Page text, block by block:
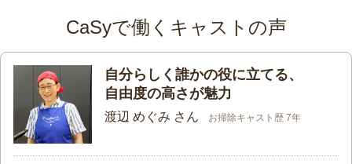
CaSyで働くキャストの声
自分らしく誰かの役に立てる、
自由度の高さが魅力
渡辺 めぐみ さん お掃除キャスト歴 7年